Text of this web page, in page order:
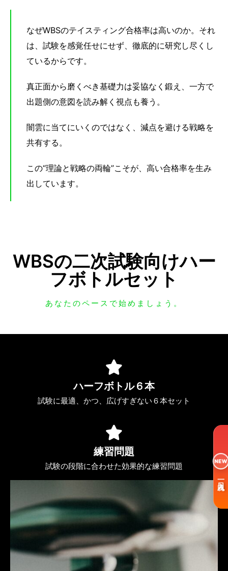
なぜWBSのテイスティング合格率は高いのか。それ
は、試験を感覚任せにせず、徹底的に研究し尽くし
ているからです。
真正面から磨くべき基礎力は妥協なく鍛え、一方で
出題側の意図を読み解く視点も養う。
闇雲に当てにいくのではなく、減点を避ける戦略を
共有する。
この“理論と戦略の両輪”こそが、高い合格率を生み
出しています。
WBSの二次試験向けハー
フボトルセット
あなたのペースで始めましょう。
ハーフボトル６本
試験に最適、かつ、広げすぎない６本セット
練習問題
試験の段階に合わせた効果的な練習問題
NEW